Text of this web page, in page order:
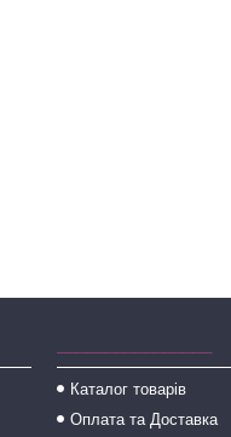
Каталог товарів
Оплата та Доставка